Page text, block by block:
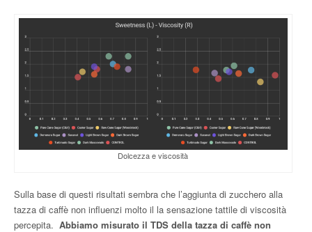
Dolcezza e viscosità
Sulla base di questi risultati sembra che l’aggiunta di zucchero alla
tazza di caffè non influenzi molto il la sensazione tattile di viscosità
percepita. Abbiamo misurato il TDS della tazza di caffè non